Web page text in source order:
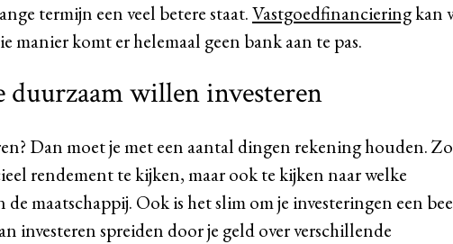
termijn een veel betere staat.Vastgoedfinancieringkan
komt er helemaal geen bank aan te pas.
willen investeren
Dan moet je met een aantal dingen rekening houden.
rendement te kijken, maar ook te kijken naar welke
maatschappij. Ook is het slim om je investeringen een
investeren spreiden door je geld over verschillende